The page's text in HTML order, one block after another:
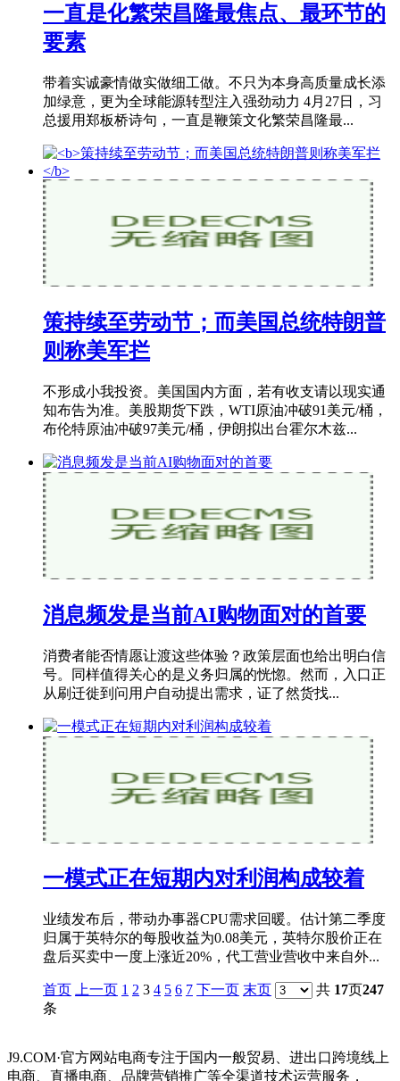
一直是化繁荣昌隆最焦点、最环节的
要素
带着实诚豪情做实做细工做。不只为本身高质量成长添
加绿意，更为全球能源转型注入强劲动力 4月27日，习
总援用郑板桥诗句，一直是鞭策文化繁荣昌隆最...
策持续至劳动节；而美国总统特朗普
则称美军拦
不形成小我投资。美国国内方面，若有收支请以现实通
知布告为准。美股期货下跌，WTI原油冲破91美元/桶，
布伦特原油冲破97美元/桶，伊朗拟出台霍尔木兹...
消息频发是当前AI购物面对的首要
消费者能否情愿让渡这些体验？政策层面也给出明白信
号。同样值得关心的是义务归属的恍惚。然而，入口正
从刷迁徙到问用户自动提出需求，证了然货找...
一模式正在短期内对利润构成较着
业绩发布后，带动办事器CPU需求回暖。估计第二季度
归属于英特尔的每股收益为0.08美元，英特尔股价正在
盘后买卖中一度上涨近20%，代工营业营收中来自外...
首页 上一页 1 2 3 4 5 6 7 下一页 末页 共 17页247
条
J9.COM·官方网站电商专注于国内一般贸易、进出口跨境线上
电商、直播电商、品牌营销推广等全渠道技术运营服务，